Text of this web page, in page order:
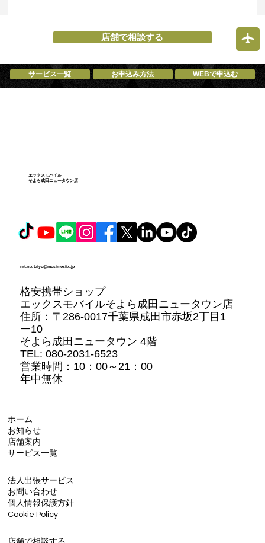
店舗で相談する
サービス一覧 お申込み方法 WEBで申込む
エックスモバイル
そよら成田ニュータウン店
nrt.mx-taiyo@mosimosiix.jp
格安携帯ショップ
エックスモバイルそよら成田ニュータウン店
住所： 〒286-0017千葉県成田市赤坂2丁目1
ー10
そよら成田ニュータウン 4階
TEL: 080-2031-6523
営業時間：10：00～21：00
年中無休
ホーム
お知らせ
店舗案内
サービス一覧
法人出張サービス
お問い合わせ
個人情報保護方針
Cookie Policy